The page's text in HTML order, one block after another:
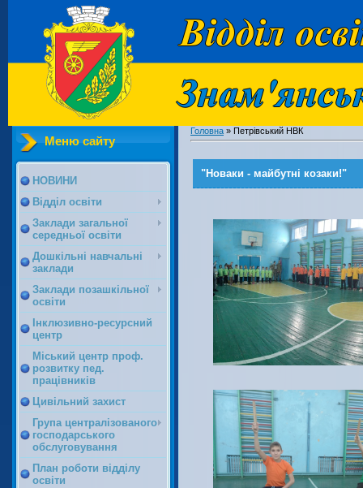
Меню сайту
НОВИНИ
Відділ освіти
Заклади загальної
середньої освіти
Дошкільні навчальні
заклади
Заклади позашкільної
освіти
Інклюзивно-ресурсний
центр
Міський центр проф.
розвитку пед.
працівників
Цивільний захист
Група централізованого
господарського
обслуговування
План роботи відділу
освіти
Головна » Петрівський НВК
"Новаки - майбутні козаки!"